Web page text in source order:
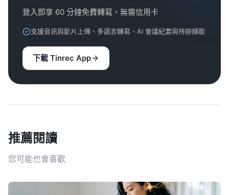
登入即享 60 分鐘免費轉寫，無需信用卡
支援音訊與影片上傳、多語言轉寫、AI 會議紀要與待辦擷取
下載 Tinrec App
推薦閱讀
您可能也會喜歡